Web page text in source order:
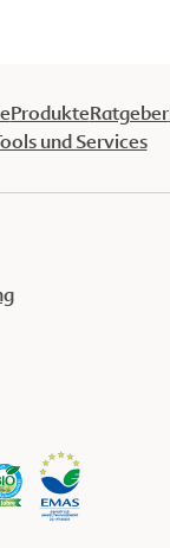
ProdukteRatgeber
und Services